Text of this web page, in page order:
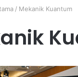
/ Mekanik Kuantum